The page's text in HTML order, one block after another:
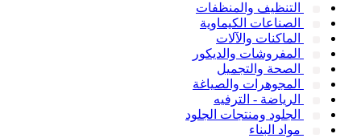
التنظيف والمنظفات
الصناعات الكيماوية
الماكنات والآلات
المفروشات والديكور
الصحة والتجميل
المجوهرات والصياغة
الرياضة - الترفيه
الجلود ومنتجات الجلود
مواد البناء